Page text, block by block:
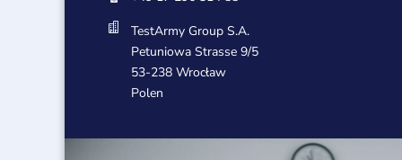

TestArmy Group S.A.
Petuniowa Strasse 9/5
53-238 Wrocław
Polen